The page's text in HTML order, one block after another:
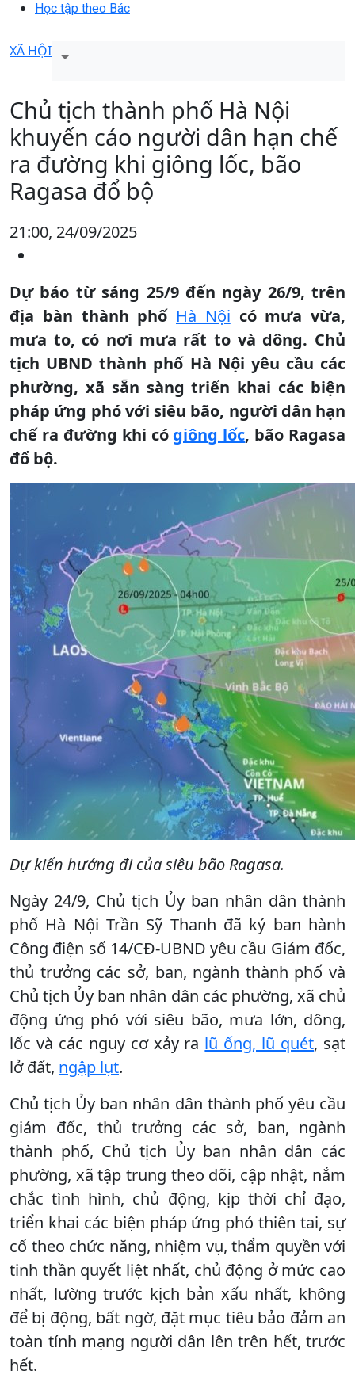
Học tập theo Bác
XÃ HỘI
Chủ tịch thành phố Hà Nội
khuyến cáo người dân hạn chế
ra đường khi giông lốc, bão
Ragasa đổ bộ
21:00, 24/09/2025
Dự báo từ sáng 25/9 đến ngày 26/9, trên
địa bàn thành phố Hà Nội có mưa vừa,
mưa to, có nơi mưa rất to và dông. Chủ
tịch UBND thành phố Hà Nội yêu cầu các
phường, xã sẵn sàng triển khai các biện
pháp ứng phó với siêu bão, người dân hạn
chế ra đường khi có giông lốc, bão Ragasa
đổ bộ.
Dự kiến hướng đi của siêu bão Ragasa.
Ngày 24/9, Chủ tịch Ủy ban nhân dân thành
phố Hà Nội Trần Sỹ Thanh đã ký ban hành
Công điện số 14/CĐ-UBND yêu cầu Giám đốc,
thủ trưởng các sở, ban, ngành thành phố và
Chủ tịch Ủy ban nhân dân các phường, xã chủ
động ứng phó với siêu bão, mưa lớn, dông,
lốc và các nguy cơ xảy ra lũ ống, lũ quét, sạt
lở đất, ngập lụt.
Chủ tịch Ủy ban nhân dân thành phố yêu cầu
giám đốc, thủ trưởng các sở, ban, ngành
thành phố, Chủ tịch Ủy ban nhân dân các
phường, xã tập trung theo dõi, cập nhật, nắm
chắc tình hình, chủ động, kịp thời chỉ đạo,
triển khai các biện pháp ứng phó thiên tai, sự
cố theo chức năng, nhiệm vụ, thẩm quyền với
tinh thần quyết liệt nhất, chủ động ở mức cao
nhất, lường trước kịch bản xấu nhất, không
để bị động, bất ngờ, đặt mục tiêu bảo đảm an
toàn tính mạng người dân lên trên hết, trước
hết.